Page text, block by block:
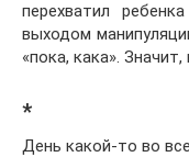
перехватил
выходом
«пока, кака».
*
День какой-то во